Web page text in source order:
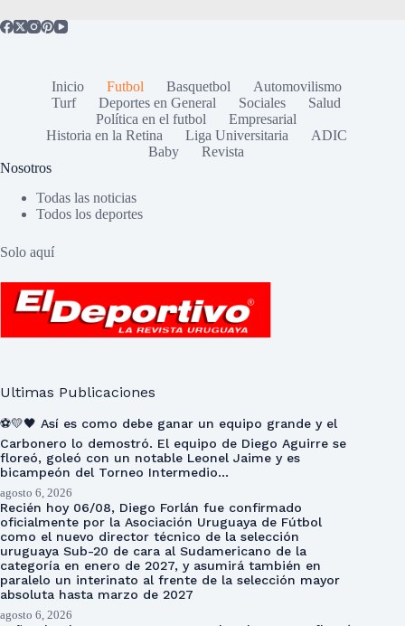
Inicio Futbol Basquetbol
Automovilismo
Turf
Deportes en General Sociales
Salud
Política en el futbol
Empresarial
Historia en la Retina
Liga Universitaria
ADIC
Baby
Revista
Nosotros
Todas las noticias
Todos los deportes
Solo aquí
Ultimas Publicaciones
⚽💛🖤 Así es como debe ganar un equipo grande y el
Carbonero lo demostró. El equipo de Diego Aguirre se
floreó, goleó con un notable Leonel Jaime y es
bicampeón del Torneo Intermedio…
agosto 6, 2026
Recién hoy 06/08, Diego Forlán fue confirmado
oficialmente por la Asociación Uruguaya de Fútbol
como el nuevo director técnico de la selección
uruguaya Sub-20 de cara al Sudamericano de la
categoría en enero de 2027, y asumirá también en
paralelo un interinato al frente de la selección mayor
absoluta hasta marzo de 2027
agosto 6, 2026